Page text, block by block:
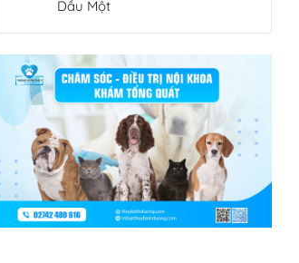
Dầu Một